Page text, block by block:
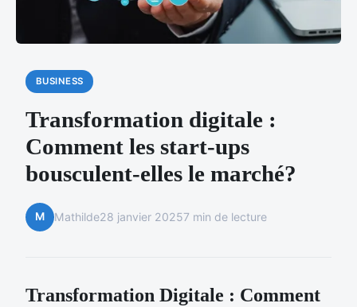
BUSINESS
Transformation digitale :
Comment les start-ups
bousculent-elles le marché?
M Mathilde28 janvier 20257 min de lecture
Transformation Digitale : Comment